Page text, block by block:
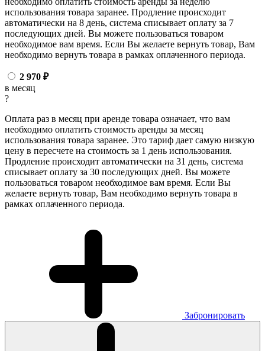
использования товара заранее. Продление происходит
автоматически на 8 день, система списывает оплату за 7
последующих дней. Вы можете пользоваться товаром
необходимое вам время. Если Вы желаете вернуть товар, Вам
необходимо вернуть товара в рамках оплаченного периода.
2 970 ₽
в месяц
?
Оплата раз в месяц при аренде товара означает, что вам
необходимо оплатить стоимость аренды за месяц
использования товара заранее. Это тариф дает самую низкую
цену в пересчете на стоимость за 1 день использования.
Продление происходит автоматически на 31 день, система
списывает оплату за 30 последующих дней. Вы можете
пользоваться товаром необходимое вам время. Если Вы
желаете вернуть товар, Вам необходимо вернуть товара в
рамках оплаченного периода.
Забронировать